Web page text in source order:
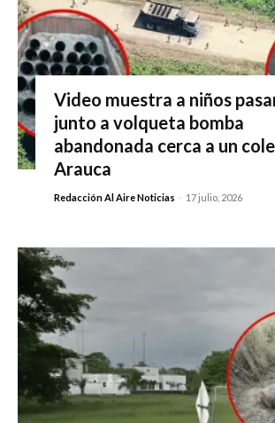
Video muestra a niños
junto a volqueta bomba
abandonada cerca a un
Arauca
Redacción Al Aire Noticias - 17 julio, 2026